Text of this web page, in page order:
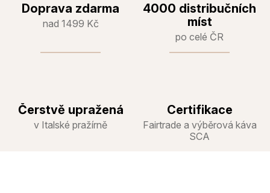
Doprava zdarma
nad 1499 Kč
4000 distribučních
míst
po celé ČR
Čerstvě upražená
v Italské pražírně
Certifikace
Fairtrade a výběrová káva
SCA